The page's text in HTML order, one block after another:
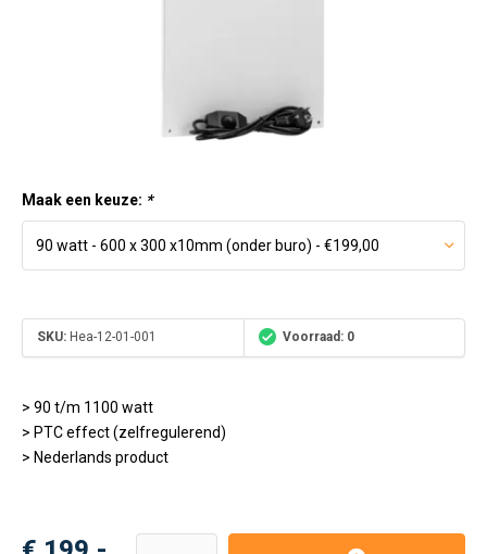
Maak een keuze: *
SKU: Hea-12-01-001 Voorraad: 0
> 90 t/m 1100 watt
> PTC effect (zelfregulerend)
> Nederlands product